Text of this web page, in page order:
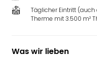
Täglicher Eintritt
Therme mit 3.500 m²
Was wir lieben